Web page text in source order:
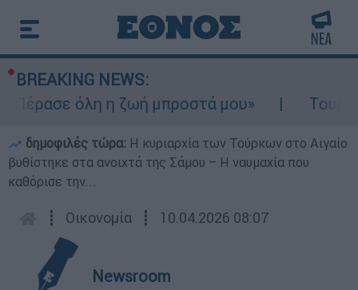
BREAKING NEWS:
όλη η ζωή μπροστά μου»
δημοφιλές τώρα: Η κυριαρχία των Τούρκων στο Αιγαίο
βυθίστηκε στα ανοιχτά της Σάμου – Η ναυμαχία που
καθόρισε την...
┋ Οικονομία ┋ 10.04.2026 08:07
Newsroom